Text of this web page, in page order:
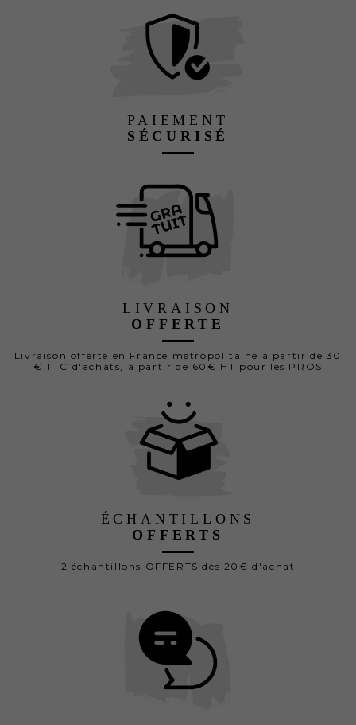
PAIEMENT
SÉCURISÉ
LIVRAISON
OFFERTE
Livraison offerte en France métropolitaine à partir de 30
€ TTC d'achats, à partir de 60€ HT pour les PROS
ÉCHANTILLONS
OFFERTS
2 échantillons OFFERTS dès 20€ d'achat